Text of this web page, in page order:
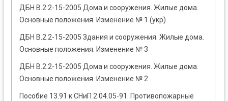
ДБН В.2.2-15-2005 Дома и сооружения. Жилые дома.
Основные положения. Изменение № 1 (укр)
ДБН В.2.2-15-2005 Здания и сооружения. Жилые дома.
Основные положения. Изменение № 3
ДБН В.2.2-15-2005 Дома и сооружения. Жилые дома.
Основные положения. Изменение № 2
Пособие 13.91 к СНиП 2.04.05-91. Противопожарные